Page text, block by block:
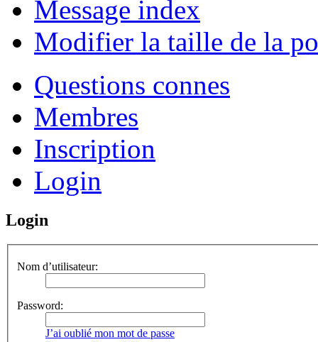
Message index
Modifier la taille de la
Questions connes
Membres
Inscription
Login
Login
Nom d’utilisateur:
Password:
J’ai oublié mon mot de passe